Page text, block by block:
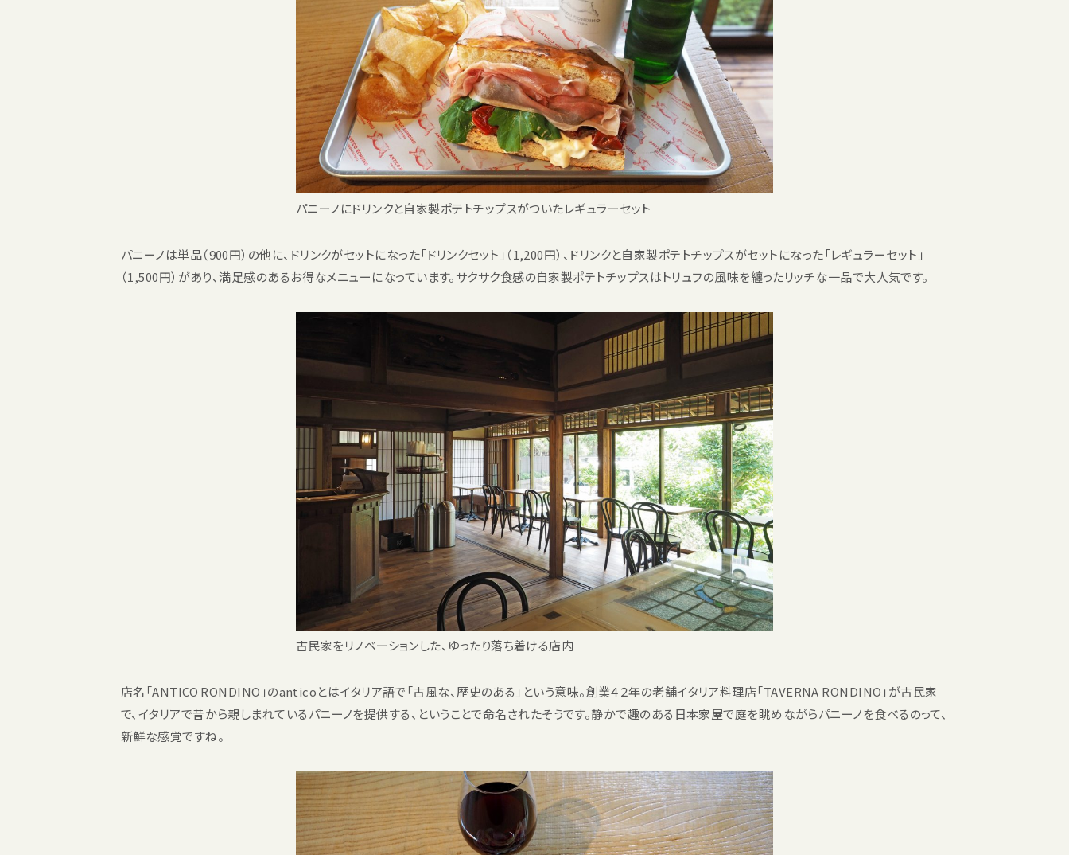
パニーノにドリンクと自家製ポテトチップスがついたレギュラーセット
パニーノは単品（900円）の他に、ドリンクがセットになった「ドリンクセット」（1,200円）、ドリンクと自家製ポテトチップスがセットになった「レギュラーセット」
（1,500円）があり、満足感のあるお得なメニューになっています。サクサク食感の自家製ポテトチップスはトリュフの風味を纏ったリッチな一品で大人気です。
古民家をリノベーションした、ゆったり落ち着ける店内
店名「ANTICO RONDINO」のanticoとはイタリア語で「古風な、歴史のある」という意味。創業４２年の老舗イタリア料理店「TAVERNA RONDINO」が古民家
で、イタリアで昔から親しまれているパニーノを提供する、ということで命名されたそうです。静かで趣のある日本家屋で庭を眺めながらパニーノを食べるのって、
新鮮な感覚ですね。